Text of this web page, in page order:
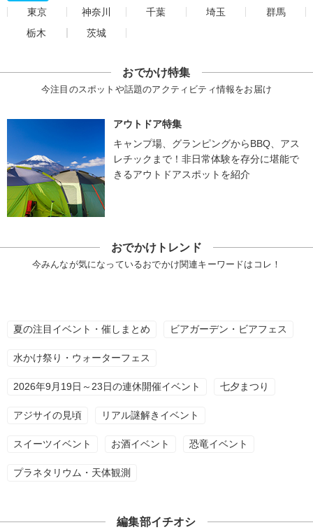
東京
神奈川 千葉 埼玉
群馬
栃木
茨城
おでかけ特集
今注目のスポットや話題のアクティビティ情報をお届け
アウトドア特集
キャンプ場、グランピングからBBQ、アス
レチックまで！非日常体験を存分に堪能で
きるアウトドアスポットを紹介
おでかけトレンド
今みんなが気になっているおでかけ関連キーワードはコレ！
夏の注目イベント・催しまとめ ビアガーデン・ビアフェス
水かけ祭り・ウォーターフェス
2026年9月19日～23日の連休開催イベント 七夕まつり
アジサイの見頃 リアル謎解きイベント
スイーツイベント お酒イベント 恐竜イベント
プラネタリウム・天体観測
編集部イチオシ